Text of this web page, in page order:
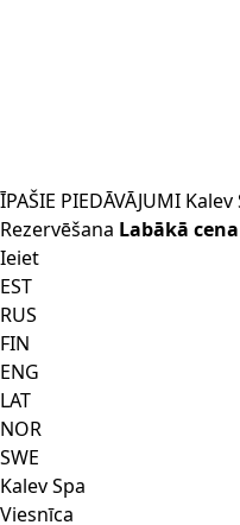
ĪPAŠIE PIEDĀVĀJUMI Kalev
Rezervēšana Labākā cena
Ieiet
EST
RUS
FIN
ENG
LAT
NOR
SWE
Kalev Spa
Viesnīca